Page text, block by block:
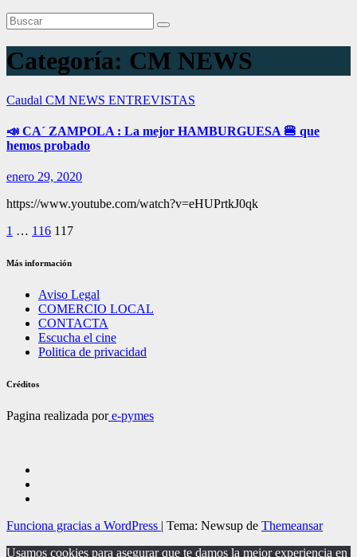
Categoría: CM NEWS
Caudal CM NEWS ENTREVISTAS
📣 CA´ ZAMPOLA : La mejor HAMBURGUESA 🍔 que
hemos probado
enero 29, 2020
https://www.youtube.com/watch?v=eHUPrtkJ0qk
Paginación
de
1 … 116 117
Más información
Aviso Legal
COMERCIO LOCAL
CONTACTA
Escucha el cine
Politica de privacidad
Créditos
Pagina realizada pore-pymes
Funciona gracias a WordPress | Tema: Newsup de Themeansar
Usamos cookies para asegurar que te damos la mejor experiencia en